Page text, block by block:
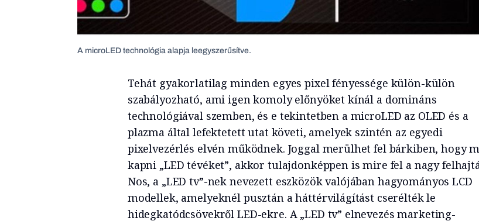
A microLED technológia alapja leegyszerűsítve.
Tehát gyakorlatilag minden egyes pixel fényessége külön-külön
szabályozható, ami igen komoly előnyöket kínál a domináns
technológiával szemben, és e tekintetben a microLED az OLED és a
plazma által lefektetett utat követi, amelyek szintén az egyedi
pixelvezérlés elvén működnek. Joggal merülhet fel bárkiben, hogy
kapni „LED tévéket”, akkor tulajdonképpen is mire fel a nagy
Nos, a „LED tv”-nek nevezett eszközök valójában hagyományos LCD
modellek, amelyeknél pusztán a háttérvilágítást cserélték le
hidegkatódcsövekről LED-ekre. A „LED tv” elnevezés marketing-